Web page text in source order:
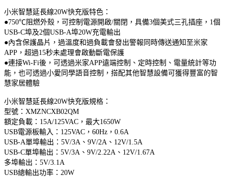
小米智慧延長線20W快充版特色：
●750℃阻燃外殼，可控制電源開啟/關閉，具備3個美式三孔插座，1個
USB-C埠及2個USB-A埠20W充電輸出
●內含保護晶片，過溫度和過負載會發出警報同時傳送通知至米家
APP，超過15秒未處理會啟動斷電保護
●連接Wi-Fi後，可透過米家APP遠端控制、定時控制、電量統計等功
能，也可透過小愛同學語音控制，搭配其他智慧設備可獲得豐富的智
慧家居體驗
小米智慧延長線20W快充版規格：
型號：XMZNCXB02QM
額定負載：15A/125VAC，最大1650W
USB電源板輸入：125VAC，60Hz，0.6A
USB-A單埠輸出：5V/3A、9V/2A、12V/1.5A
USB-C單埠輸出：5V/3A、9V/2.22A、12V/1.67A
多埠輸出：5V/3.1A
USB總輸出功率：20W